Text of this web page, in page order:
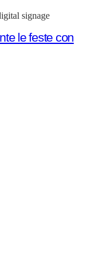
le feste con